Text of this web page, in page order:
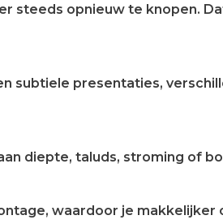
steeds opnieuw te knopen.
subtiele presentaties,
diepte, taluds, stroming of
waardoor je